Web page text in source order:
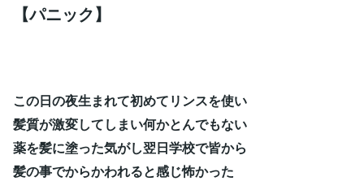
【パニック】
この日の夜生まれて初めてリンスを使い
髪質が激変してしまい何かとんでもない
薬を髪に塗った気がし翌日学校で皆から
髪の事でからかわれると感じ怖かった